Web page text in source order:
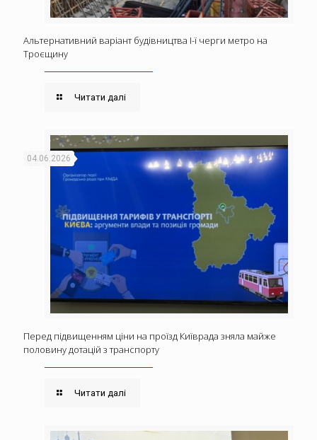
Альтернативний варіант будівництва І-ї черги метро на
Троєщину
Читати далі
04.06.2026
Перед підвищенням ціни на проїзд Київрада зняла майже
половину дотацій з транспорту
Читати далі